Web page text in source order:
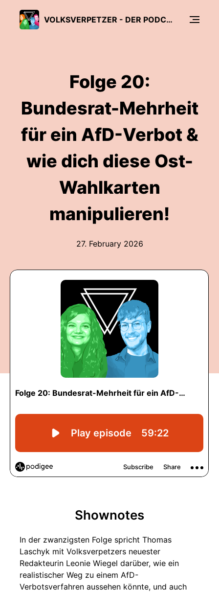
VOLKSVERPETZER - DER PODCAST
Folge 20:
Bundesrat-Mehrheit
für ein AfD-Verbot &
wie dich diese Ost-
Wahlkarten
manipulieren!
27. February 2026
Shownotes
In der zwanzigsten Folge spricht Thomas
Laschyk mit Volksverpetzers neuester
Redakteurin Leonie Wiegel darüber, wie ein
realistischer Weg zu einem AfD-
Verbotsverfahren aussehen könnte, und auch